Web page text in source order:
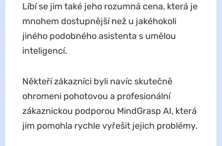
Líbí se jim také jeho rozumná cena, která je
mnohem dostupnější než u jakéhokoli
jiného podobného asistenta s umělou
inteligencí.
Někteří zákazníci byli navíc skutečně
ohromeni pohotovou a profesionální
zákaznickou podporou MindGrasp AI, která
jim pomohla rychle vyřešit jejich problémy.